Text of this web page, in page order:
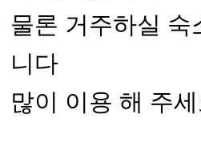
물론 거주하실
니다
많이 이용 해 주